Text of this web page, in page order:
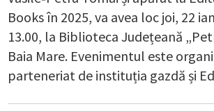
Books în 2025, va avea loc joi, 22
13.00, la Biblioteca Județeană
Baia Mare. Evenimentul este
parteneriat de instituția gazdă și